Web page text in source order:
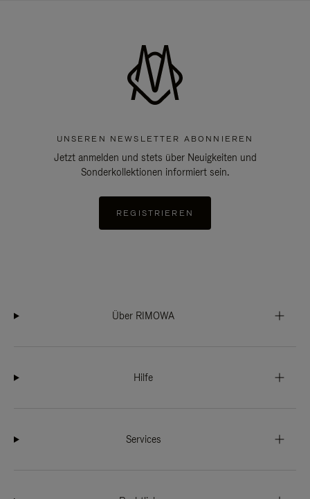
UNSEREN NEWSLETTER ABONNIEREN
Jetzt anmelden und stets über Neuigkeiten und
Sonderkollektionen informiert sein.
REGISTRIEREN
Über RIMOWA
Hilfe
Services